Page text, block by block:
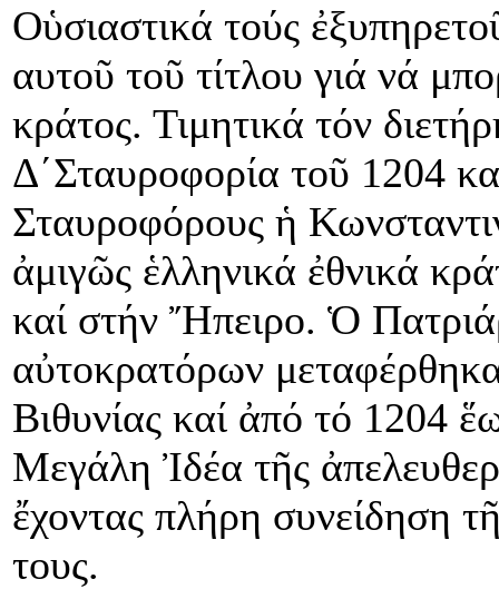
Οὑσιαστικά τούς
αυτοῦ τοῦ τίτλου γιά νά
κράτος. Τιμητικά τόν
Δ΄Σταυροφορία τοῦ 1204
Σταυροφόρους ἡ
ἀμιγῶς ἑλληνικά ἐθνικά
καί στήν Ἤπειρο. Ὁ
αὐτοκρατόρων
Βιθυνίας καί ἀπό τό 1204
Μεγάλη Ἰδέα τῆς
ἔχοντας πλήρη συνείδηση
τους.